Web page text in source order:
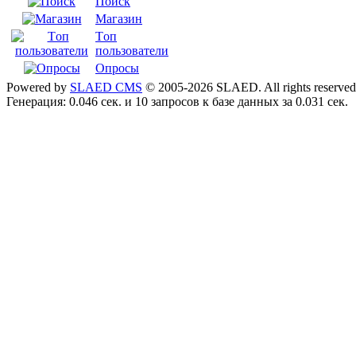
Магазин
Tоп
пользователи
Опросы
Powered by SLAED CMS © 2005-2026 SLAED. All rights
Генерация: 0.046 сек. и 10 запросов к базе данных за 0.031 сек.